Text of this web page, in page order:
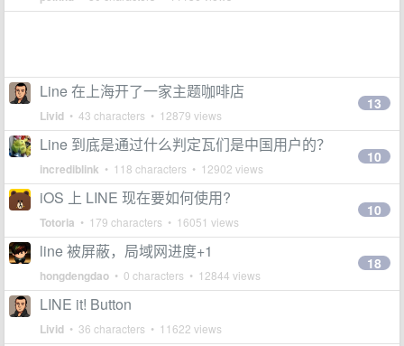
Line 在上海开了一家主题咖啡店
Livid • 43 characters • 12879 views
13
Line 到底是通过什么判定瓦们是中国用户的？
incrediblink • 118 characters • 12902 views
10
iOS 上 LINE 现在要如何使用?
Totoria • 179 characters • 16051 views
10
line 被屏蔽，局域网进度+1
hongdengdao • 0 characters • 12844 views
18
LINE it! Button
Livid • 36 characters • 11622 views